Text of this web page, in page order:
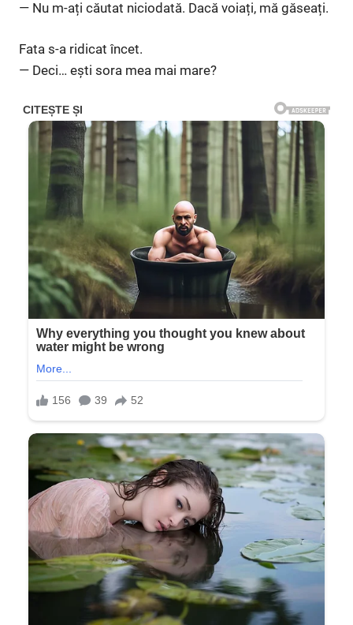
— Nu m-ați căutat niciodată. Dacă voiați, mă găseați.
Fata s-a ridicat încet.
— Deci… ești sora mea mai mare?